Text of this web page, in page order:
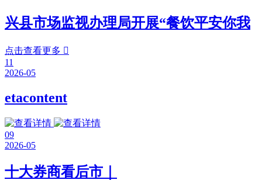
兴县市场监视办理局开展“餐饮平安你我
点击查看更多 
11
2026-05
etacontent
09
2026-05
十大券商看后市｜